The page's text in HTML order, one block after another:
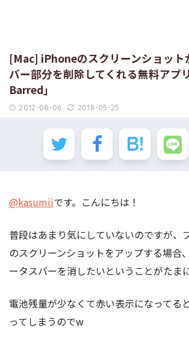
[Mac] iPhoneのスクリーンショット
バー部分を削除してくれる無料アプ
Barred」
2012-08-06 2018-05-25
@kasumiiです。こんにちは！
普段はあまり気にしていないのですが、
のスクリーンショットをアップする場合
ータスバーを消したいということがたま
電池残量が少なくて赤い表示になってる
ってしまうのでw